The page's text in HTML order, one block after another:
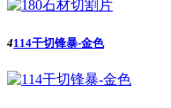
4114干切锋暴-金色